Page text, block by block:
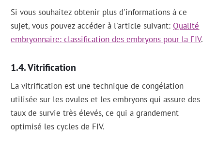
Si vous souhaitez obtenir plus d'informations à ce
sujet, vous pouvez accéder à l'article suivant: Qualité
embryonnaire: classification des embryons pour la FIV.
Vitrification
La vitrification est une technique de congélation
utilisée sur les ovules et les embryons qui assure des
taux de survie très élevés, ce qui a grandement
optimisé les cycles de FIV.